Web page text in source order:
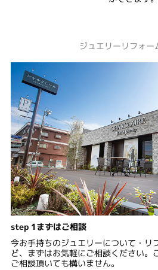
ジュエリーリフォー
step 1まずはご相談
今お手持ちのジュエリーについて・リ
ど、まずはお気軽にご相談ください。
ご相談頂いても構いません。